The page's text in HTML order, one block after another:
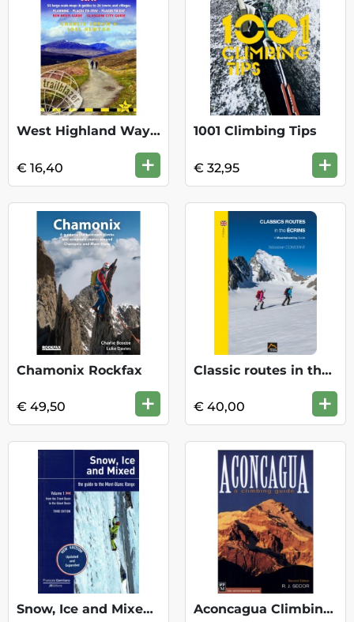
West Highland Way - Trailblazer
€ 16,40 +
1001 Climbing Tips
€ 32,95 +
Chamonix Rockfax
€ 49,50 +
Classic routes in the Ecrins
€ 40,00 +
Snow, Ice and Mixed, Mt Blanc range vol1 Aconcagua Climbing Guide